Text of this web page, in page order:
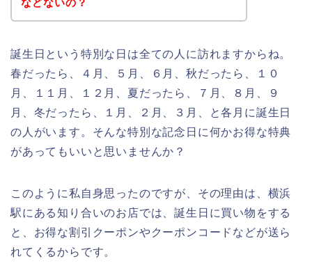
などないの？
誕生日という特別な日は全ての人に訪れますからね。
春だったら、４月、５月、６月、秋だったら、１０
月、１１月、１２月、夏だったら、７月、８月、９
月、冬だったら、１月、２月、３月、と各月に誕生日
の人がいます。そんな特別な記念日に何かお得な特典
があってもいいと思いませんか？
このように私自身思ったのですが、その理由は、横浜
駅にある知り合いのお店では、誕生日に買い物をする
と、お得な割引クーポンやクーポンコードなどが送ら
れてくるからです。